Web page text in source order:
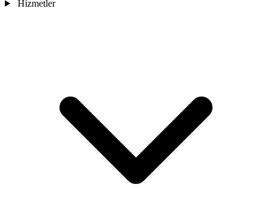
Hizmetler